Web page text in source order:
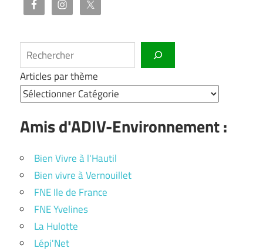
Rechercher
Articles par thème
Amis d'ADIV-Environnement :
Bien Vivre à l'Hautil
Bien vivre à Vernouillet
FNE Ile de France
FNE Yvelines
La Hulotte
Lépi'Net